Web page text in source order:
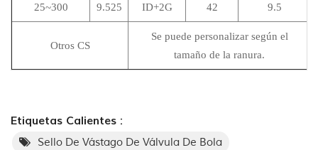
25~300 9.525 ID+2G 42 9.5
Otros CS
Se puede personalizar según el
tamaño de la ranura.
Etiquetas Calientes :
Sello De Vástago De Válvula De Bola